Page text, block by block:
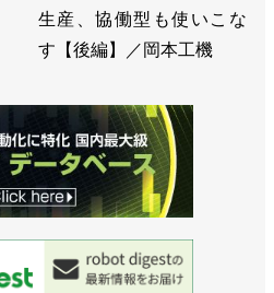
生産、協働型も使いこな
す【後編】／岡本工機